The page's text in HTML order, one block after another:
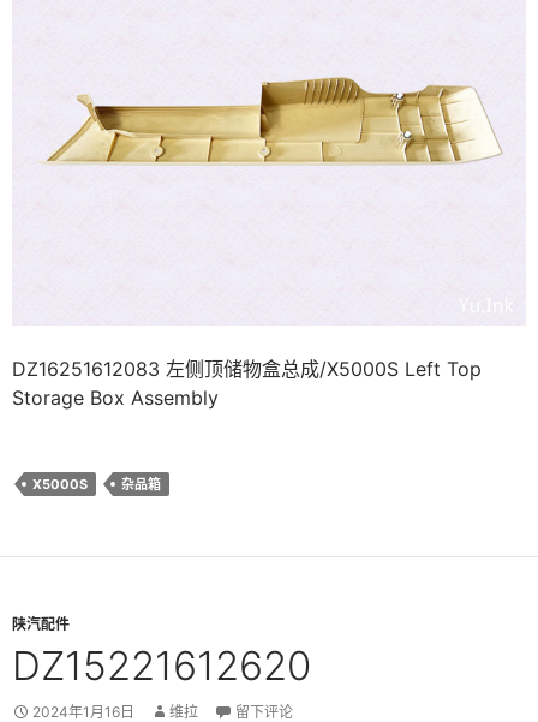
DZ16251612083 左侧顶储物盒总成/X5000S Left Top
Storage Box Assembly
X5000S 杂品箱
陕汽配件
DZ15221612620
2024年1月16日 维拉 留下评论